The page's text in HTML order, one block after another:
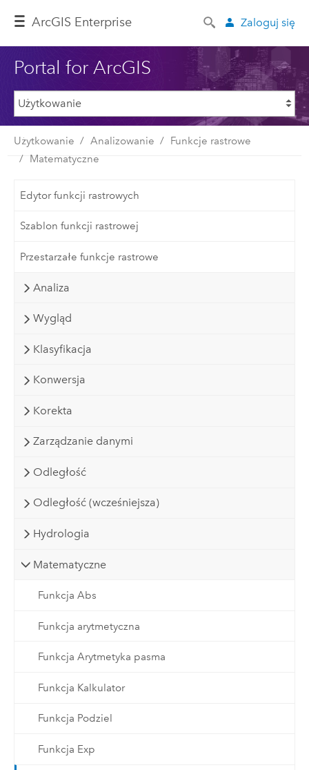
ArcGIS Enterprise Zaloguj się
Portal for ArcGIS
Użytkowanie Analizowanie
Funkcje rastrowe
Matematyczne
Edytor funkcji rastrowych
Szablon funkcji rastrowej
Przestarzałe funkcje rastrowe
Analiza
Wygląd
Klasyfikacja
Konwersja
Korekta
Zarządzanie danymi
Odległość
Odległość (wcześniejsza)
Hydrologia
Matematyczne
Funkcja Abs
Funkcja arytmetyczna
Funkcja Arytmetyka pasma
Funkcja Kalkulator
Funkcja Podziel
Funkcja Exp